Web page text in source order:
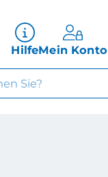
HilfeMein Konto